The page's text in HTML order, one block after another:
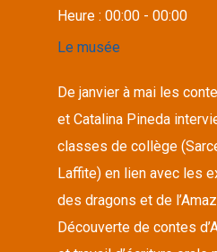
Heure :00:00 - 00:00
Le musée
De janvier à mai les
et Catalina Pineda
classes de collège
Laffite) en lien avec les
des dragons et de
Découverte de contes